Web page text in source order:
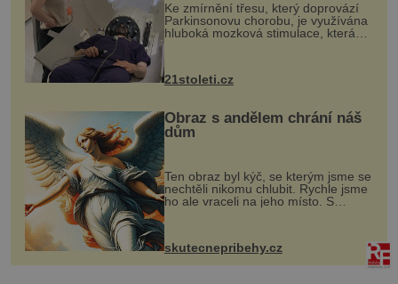
Ke zmírnění třesu, který doprovází
Parkinsonovu chorobu, je využívána
hluboká mozková stimulace, která
však vyžaduje vysoce invazivní
zákrok. Ultrazvuk zase není vhodný
k dostatečně přesnému zacílení ...
21stoleti.cz
Obraz s andělem chrání náš
dům
Ten obraz byl kýč, se kterým jsme se
nechtěli nikomu chlubit. Rychle jsme
ho ale vraceli na jeho místo. S
manželem Vaškem jsme si pořídili
chaloupku, takový domek na severu
Čech, kde jsme si naplánova...
skutecnepribehy.cz